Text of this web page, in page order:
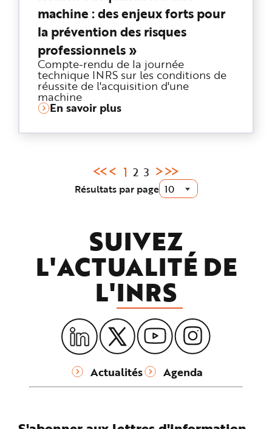
machine : des enjeux forts pour
la prévention des risques
professionnels »
Compte-rendu de la journée
technique INRS sur les conditions de
réussite de l'acquisition d'une
machine
En savoir plus
Résultats par page
Page
courante
:
1 2 3
SUIVEZ
L'ACTUALITÉ DE
L'INRS
Actualités Agenda